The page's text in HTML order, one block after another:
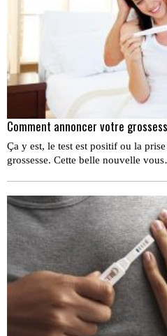
Comment annoncer votre
Ça y est, le test est positif ou la
grossesse. Cette belle nouvelle